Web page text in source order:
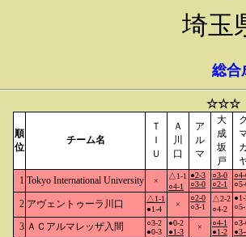
埼玉
総合
☆☆☆
順
位
チーム名
Ｔ
Ｉ
Ｕ
Ａ
川
口
ア
ル
マ
大
成
坂
戸
1 Tokyo International University ×
△1-1
○4-1
●2-3
○3-0
○3-0
○2-1
2 アヴェントゥーラ川口
△1-1
●1-4
×
○2-0
○3-1
△2-2
○4-2
3 ＡＣアルマレッザ入間
○3-2
●0-3
●0-2
●1-3
×
○4-1
●1-2